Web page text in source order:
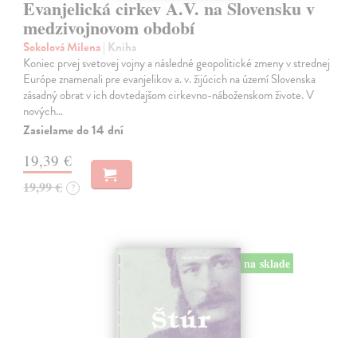
Evanjelická cirkev A.V. na Slovensku v
medzivojnovom období
Sokolová Milena| Kniha
Koniec prvej svetovej vojny a následné geopolitické zmeny v strednej
Európe znamenali pre evanjelikov a. v. žijúcich na území Slovenska
zásadný obrat v ich dovtedajšom cirkevno-náboženskom živote. V
nových…
Zasielame do 14 dní
19,39 €
19,99 € ?
na sklade